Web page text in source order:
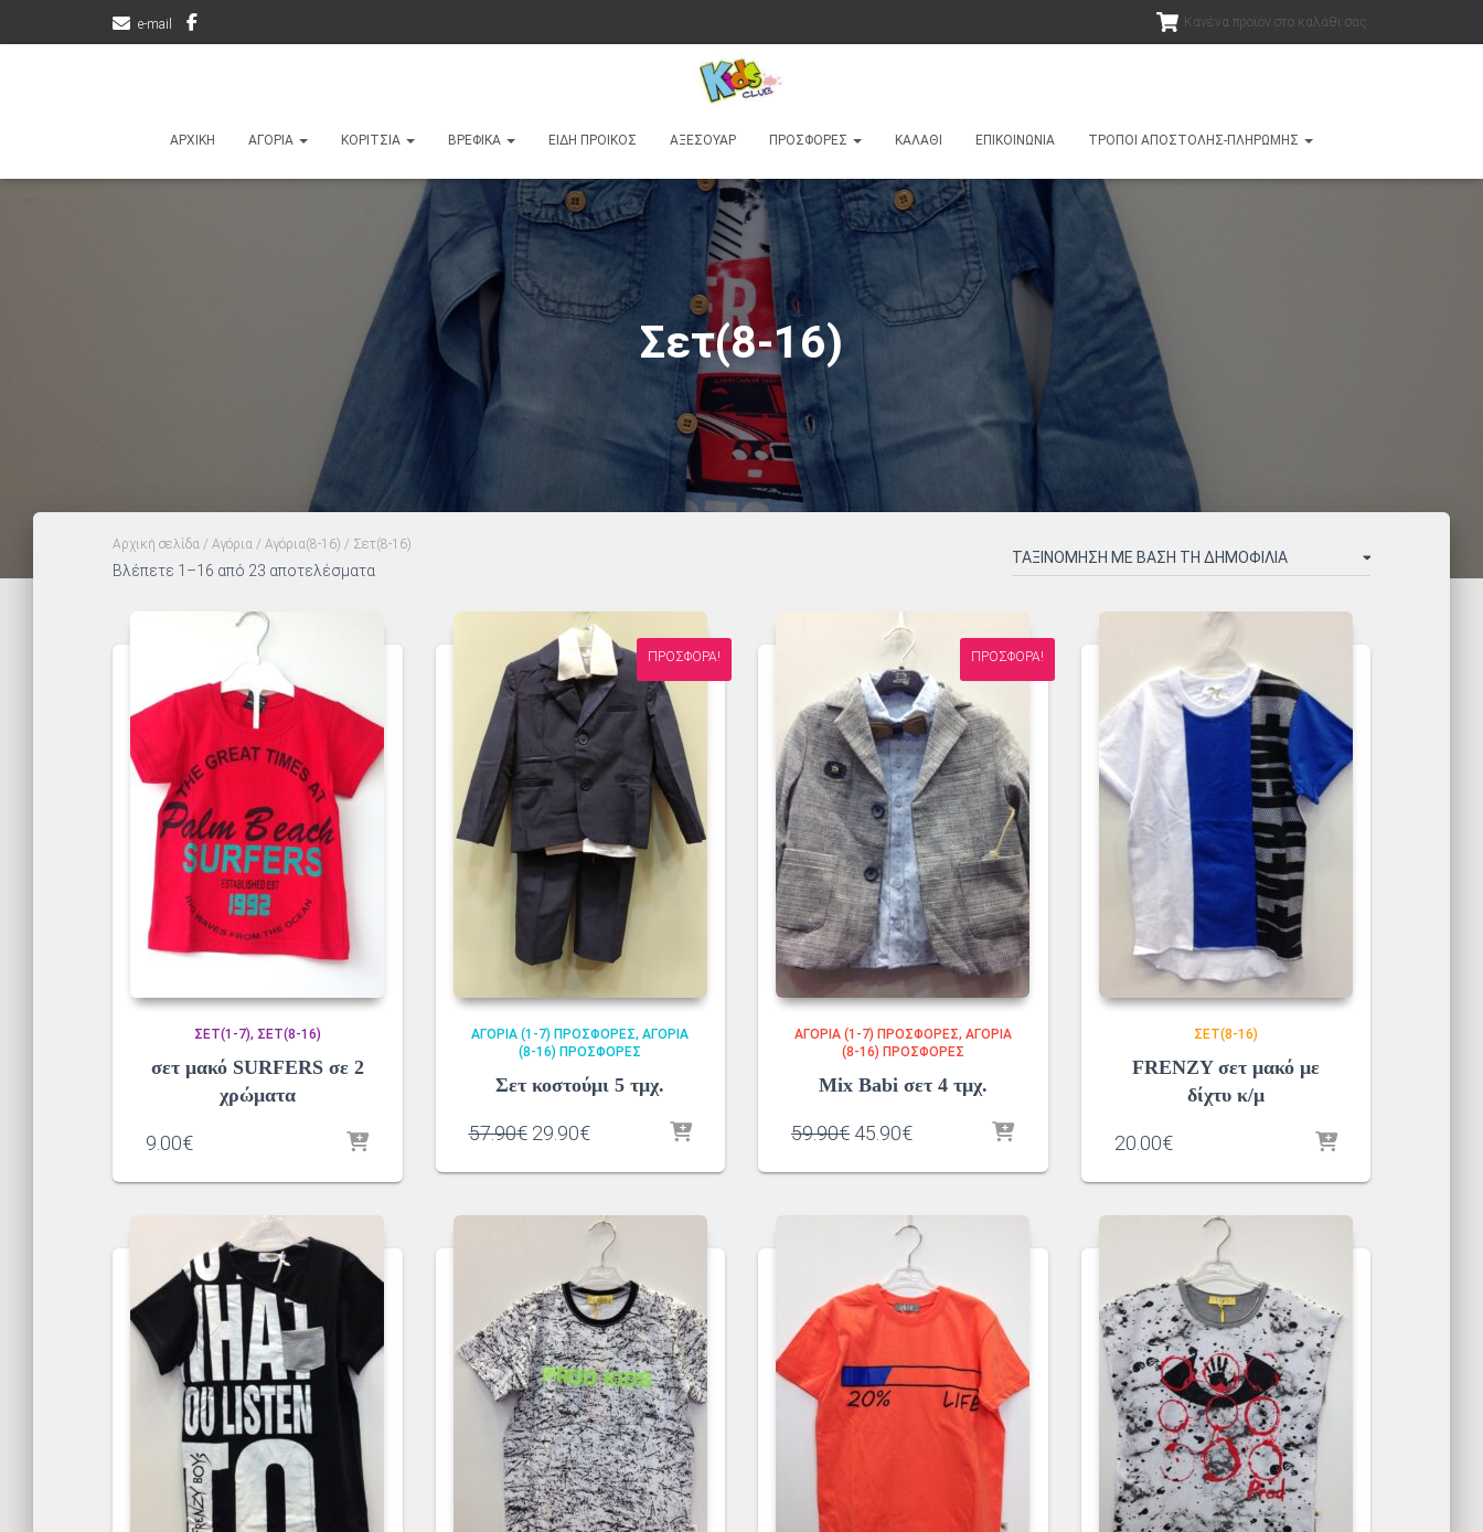
Κανένα προϊόν στο καλάθι σας.
e-mail
ΑΡΧΙΚΉ ΑΓΌΡΙΑ ΚΟΡΊΤΣΙΑ ΒΡΕΦΙΚΆ ΕΊΔΗ ΠΡΟΙΚΌΣ ΑΞΕΣΟΥΆΡ ΠΡΟΣΦΟΡΈΣ ΚΑΛΆΘΙ ΕΠΙΚΟΙΝΩΝΊΑ ΤΡΌΠΟΙ ΑΠΟΣΤΟΛΉΣ-ΠΛΗΡΩΜΉΣ
Σετ(8-16)
Αρχική σελίδα / Αγόρια / Αγόρια(8-16) / Σετ(8-16)
Βλέπετε 1–16 από 23 αποτελέσματα
ΣΕΤ(1-7) ΣΕΤ(8-16)
σετ μακό SURFERS σε 2
χρώματα
9.00€
ΠΡΟΣΦΟΡΆ!
ΑΓΌΡΙΑ (1-7) ΠΡΟΣΦΟΡΈΣ ΑΓΌΡΙΑ
(8-16) ΠΡΟΣΦΟΡΈΣ
Σετ κοστούμι 5 τμχ.
57.90€ Original
was:
29.90€Η
τιμή
29.90€.
ΠΡΟΣΦΟΡΆ!
ΑΓΌΡΙΑ (1-7) ΠΡΟΣΦΟΡΈΣ ΑΓΌΡΙΑ
(8-16) ΠΡΟΣΦΟΡΈΣ
Mix Babi σετ 4 τμχ.
59.90€ Original
was:
45.90€Η
τιμή
45.90€.
ΣΕΤ(8-16)
FRENZY σετ μακό με
δίχτυ κ/μ
20.00€